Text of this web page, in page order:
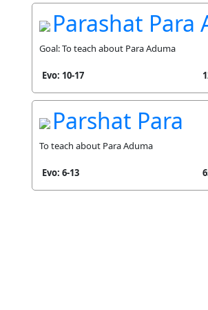
Parashat Para
Goal: To teach about Para Aduma
Evo: 10-17
Parshat Para
To teach about Para Aduma
Evo: 6-13